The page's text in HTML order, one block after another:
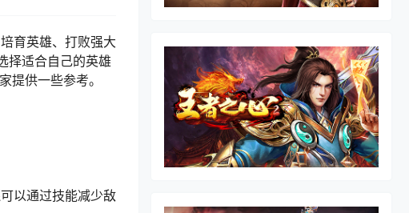
育英雄、打败强大
择适合自己的英雄
提供一些参考。
以通过技能减少敌